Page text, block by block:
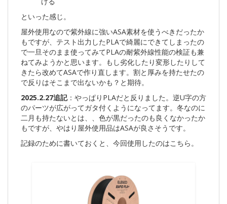
といった感じ。
屋外使用なので紫外線に強いASA素材を使うべきだったか
もですが、テスト出力したPLAで綺麗にできてしまったの
で一旦そのまま使ってみてPLAの耐紫外線性能の検証も兼
ねてみようかと思います。もし劣化したり変形したりして
きたら改めてASAで作り直します。割と厚みを持たせたの
で反りはそこまで出ないかも？と期待。
2025.2.27追記：やっぱりPLAだと反りました。逆U字の方
のパーツが広がってガタ付くようになってます。冬なのに
二月も持たないとは、、色が黒だったのも良くなかったか
もですが、やはり屋外使用品はASAが良さそうです。
記録のために書いておくと、今回使用したのはこちら。